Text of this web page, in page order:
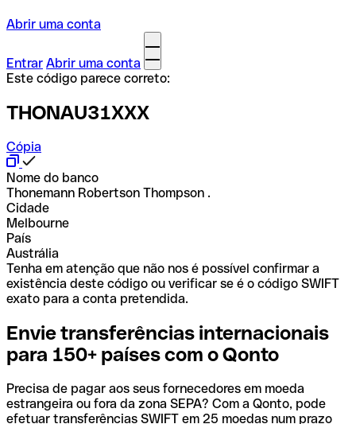
Abrir uma conta
Entrar Abrir uma conta
Este código parece correto:
THONAU31XXX
Cópia
Nome do banco
Thonemann Robertson Thompson .
Cidade
Melbourne
País
Austrália
Tenha em atenção que não nos é possível confirmar a
existência deste código ou verificar se é o código SWIFT
exato para a conta pretendida.
Envie transferências internacionais
para 150+ países com o Qonto
Precisa de pagar aos seus fornecedores em moeda
estrangeira ou fora da zona SEPA? Com a Qonto, pode
efetuar transferências SWIFT em 25 moedas num prazo